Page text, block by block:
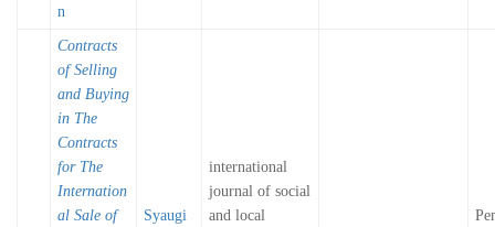
n
Contracts
of Selling
and Buying
in The
Contracts
for The
Internation
al Sale of
Syaugi
international
journal of social
and local